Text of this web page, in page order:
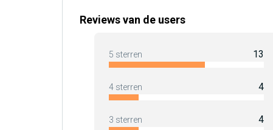
Reviews van de users
5 sterren 13
4 sterren 4
3 sterren 4